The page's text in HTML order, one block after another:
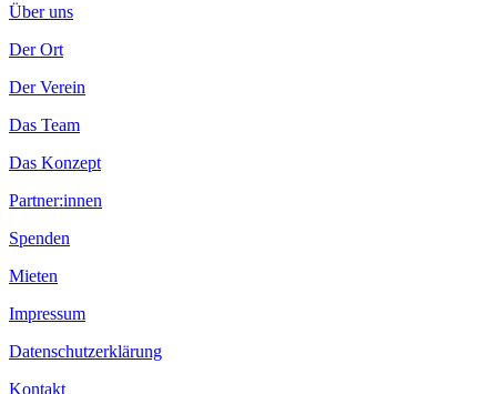
Über uns
Der Ort
Der Verein
Das Team
Das Konzept
Partner:innen
Spenden
Mieten
Impressum
Datenschutzerklärung
Kontakt